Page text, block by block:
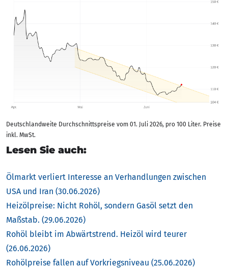
Deutschlandweite Durchschnittspreise vom 01. Juli 2026, pro 100 Liter. Preise
inkl. MwSt.
Lesen Sie auch:
Ölmarkt verliert Interesse an Verhandlungen zwischen
USA und Iran (30.06.2026)
Heizölpreise: Nicht Rohöl, sondern Gasöl setzt den
Maßstab. (29.06.2026)
Rohöl bleibt im Abwärtstrend. Heizöl wird teurer
(26.06.2026)
Rohölpreise fallen auf Vorkriegsniveau (25.06.2026)